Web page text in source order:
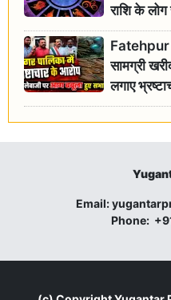
राशि के
Fatehpur
सामग्री
लगाए
Email:
Phone: